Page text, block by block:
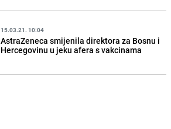
15.03.21. 10:04
AstraZeneca smijenila direktora za Bosnu i
Hercegovinu u jeku afera s vakcinama